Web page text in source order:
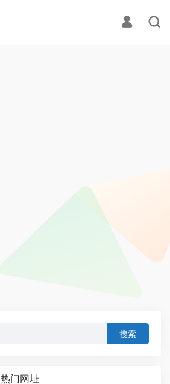
热门网址